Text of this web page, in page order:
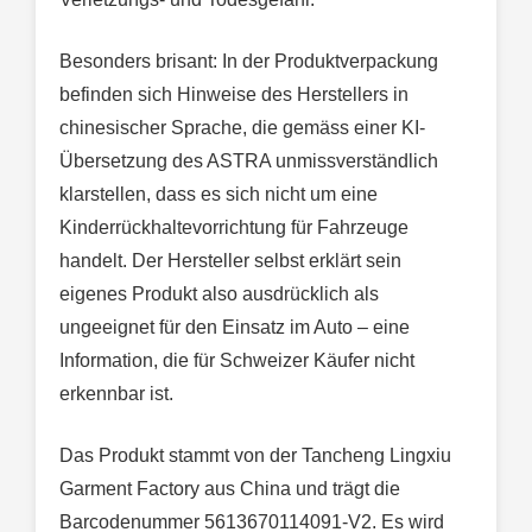
Besonders brisant: In der Produktverpackung
befinden sich Hinweise des Herstellers in
chinesischer Sprache, die gemäss einer KI-
Übersetzung des ASTRA unmissverständlich
klarstellen, dass es sich nicht um eine
Kinderrückhaltevorrichtung für Fahrzeuge
handelt. Der Hersteller selbst erklärt sein
eigenes Produkt also ausdrücklich als
ungeeignet für den Einsatz im Auto – eine
Information, die für Schweizer Käufer nicht
erkennbar ist.
Das Produkt stammt von der Tancheng Lingxiu
Garment Factory aus China und trägt die
Barcodenummer 5613670114091-V2. Es wird